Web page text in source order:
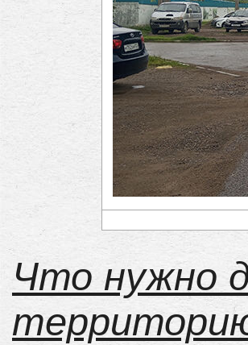
Что нужно